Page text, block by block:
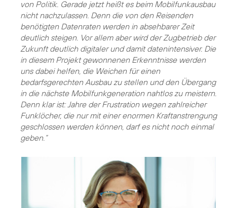
von Politik. Gerade jetzt heißt es beim Mobilfunkausbau
nicht nachzulassen. Denn die von den Reisenden
benötigten Datenraten werden in absehbarer Zeit
deutlich steigen. Vor allem aber wird der Zugbetrieb der
Zukunft deutlich digitaler und damit datenintensiver. Die
in diesem Projekt gewonnenen Erkenntnisse werden
uns dabei helfen, die Weichen für einen
bedarfsgerechten Ausbau zu stellen und den Übergang
in die nächste Mobilfunkgeneration nahtlos zu meistern.
Denn klar ist: Jahre der Frustration wegen zahlreicher
Funklöcher, die nur mit einer enormen Kraftanstrengung
geschlossen werden können, darf es nicht noch einmal
geben.“